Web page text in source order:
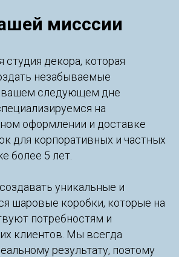
мисссии
декора, которая
незабываемые
вашем следующем дне
на
оформлении и доставке
для корпоративных и частных
более 5 лет.
уникальные и
шаровые коробки, которые на
потребностям и
клиентов. Мы всегда
результату, поэтому